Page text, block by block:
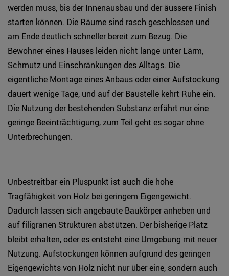
werden muss, bis der Innenausbau und der äussere Finish
starten können. Die Räume sind rasch geschlossen und
am Ende deutlich schneller bereit zum Bezug. Die
Bewohner eines Hauses leiden nicht lange unter Lärm,
Schmutz und Einschränkungen des Alltags. Die
eigentliche Montage eines Anbaus oder einer Aufstockung
dauert wenige Tage, und auf der Baustelle kehrt Ruhe ein.
Die Nutzung der bestehenden Substanz erfährt nur eine
geringe Beeinträchtigung, zum Teil geht es sogar ohne
Unterbrechungen.
Unbestreitbar ein Pluspunkt ist auch die hohe
Tragfähigkeit von Holz bei geringem Eigengewicht.
Dadurch lassen sich angebaute Baukörper anheben und
auf filigranen Strukturen abstützen. Der bisherige Platz
bleibt erhalten, oder es entsteht eine Umgebung mit neuer
Nutzung. Aufstockungen können aufgrund des geringen
Eigengewichts von Holz nicht nur über eine, sondern auch